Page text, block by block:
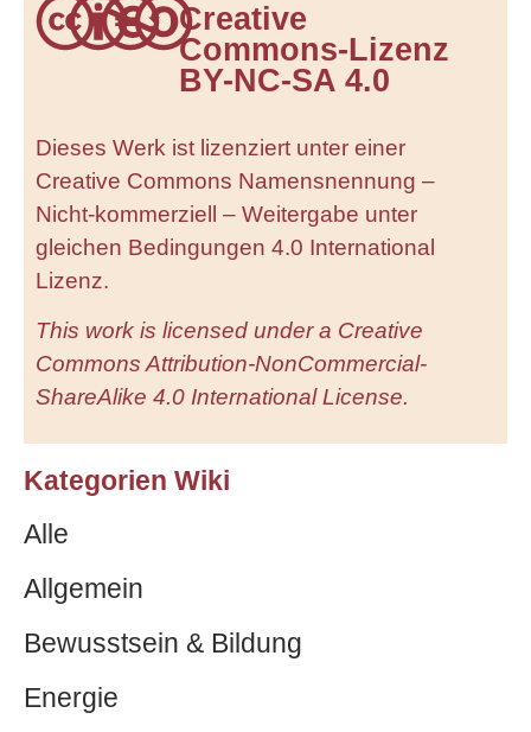
Creative
Commons-Lizenz
BY-NC-SA 4.0
Dieses Werk ist lizenziert unter einer
Creative Commons Namens­nen­nung –
Nicht-kommerziell – Weitergabe unter
gleichen Bedingungen 4.0 International
Lizenz.
This work is licensed under a Creative
Commons Attribution-NonCommercial-
ShareAlike 4.0 International License.
Kategorien Wiki
Alle
Allgemein
Bewusstsein & Bildung
Energie